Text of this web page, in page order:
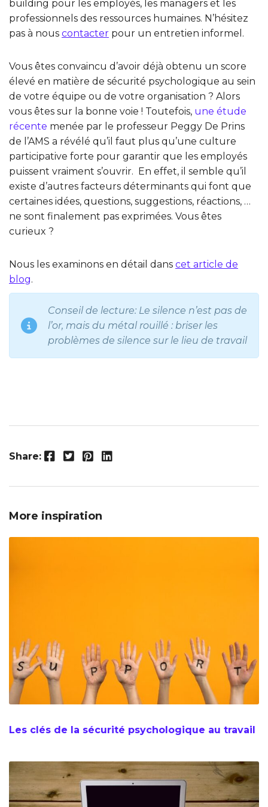
building pour les employés, les managers et les
professionnels des ressources humaines. N’hésitez
pas à nous contacter pour un entretien informel.
Vous êtes convaincu d’avoir déjà obtenu un score
élevé en matière de sécurité psychologique au sein
de votre équipe ou de votre organisation ? Alors
vous êtes sur la bonne voie ! Toutefois, une étude
récente menée par le professeur Peggy De Prins
de l’AMS a révélé qu’il faut plus qu’une culture
participative forte pour garantir que les employés
puissent vraiment s’ouvrir. En effet, il semble qu’il
existe d’autres facteurs déterminants qui font que
certaines idées, questions, suggestions, réactions, …
ne sont finalement pas exprimées. Vous êtes
curieux ?
Nous les examinons en détail dans cet article de
blog.
Conseil de lecture: Le silence n’est pas de
l’or, mais du métal rouillé : briser les
problèmes de silence sur le lieu de travail
Share: Facebook
Twitter
Pinterest
LinkedIn
More inspiration
Les clés de la sécurité psychologique au travail